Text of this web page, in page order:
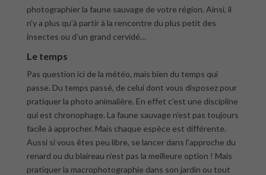
photographier la faune sauvage de votre région. Ainsi, il
n’y a plus qu’à partir à la rencontre du plus petit des
insectes ou d’un grand cervidé…
Le temps
Pas question ici de la météo, mais bien du temps qui
passe. Du temps passé, de celui dont vous disposez pour
pratiquer la photo animalière. En effet c’est une discipline
qui est chronophage. La faune sauvage n’est pas toujours
facile à approcher. Mais chaque espèce est différente.
Aussi si vous êtes peu libre, se lancer dans l’approche du
renard ou du blaireau n’est pas la meilleure option ! Mais
pratiquer la macrophotographie dans son jardin ou tout